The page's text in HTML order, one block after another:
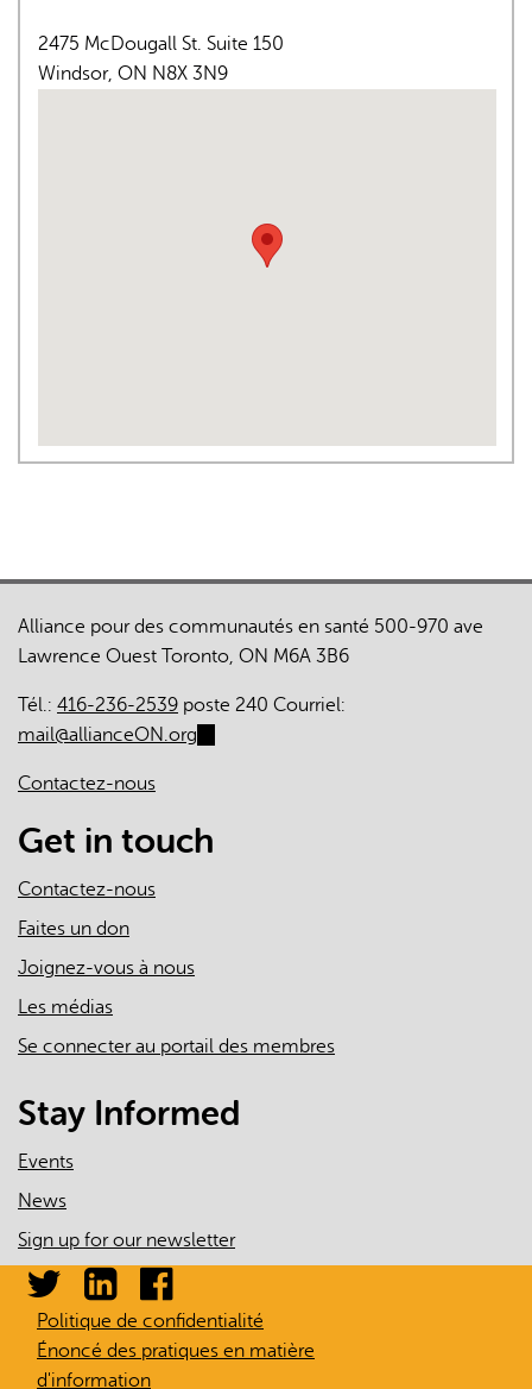
2475 McDougall St. Suite 150
Windsor, ON N8X 3N9
Alliance pour des communautés en santé 500-970 ave
Lawrence Ouest Toronto, ON M6A 3B6
Tél.: 416-236-2539 poste 240 Courriel:
mail@allianceON.org
mail)
Contactez-nous
Get in touch
Contactez-nous
Faites un don
Joignez-vous à nous
Les médias
Se connecter au portail des membres
Stay Informed
Events
News
Sign up for our newsletter
Politique de confidentialité
Énoncé des pratiques en matière
d'information